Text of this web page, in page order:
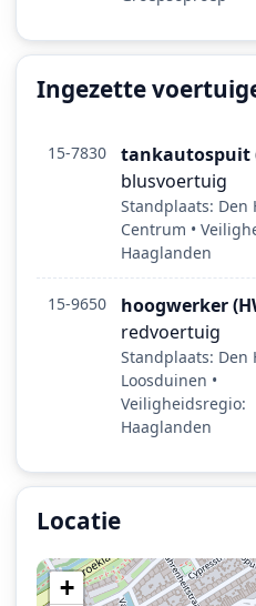
Ingezette
15-7830 tankautospuit
blusvoertuig
Standplaats: Den
Centrum •
Haaglanden
15-9650 hoogwerker
redvoertuig
Standplaats: Den
Loosduinen •
Veiligheidsregio:
Haaglanden
Locatie
+
Locatie van het incident: